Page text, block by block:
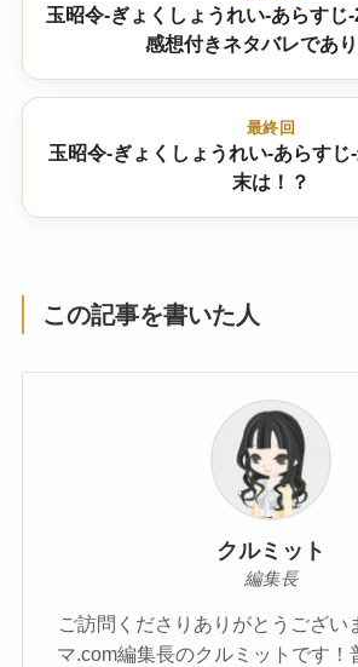
玉昭令-ぎょくしょうれい-あらすじ
感想付きネタバレであり
最終回
玉昭令-ぎょくしょうれい-あらすじ
末は！？
この記事を書いた人
クルミット
編集長
ご訪問くださりありがとうござい
マ.com編集長のクルミットです！